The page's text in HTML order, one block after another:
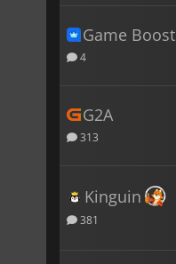
Game Boost
4
G2A
313
Kinguin
381